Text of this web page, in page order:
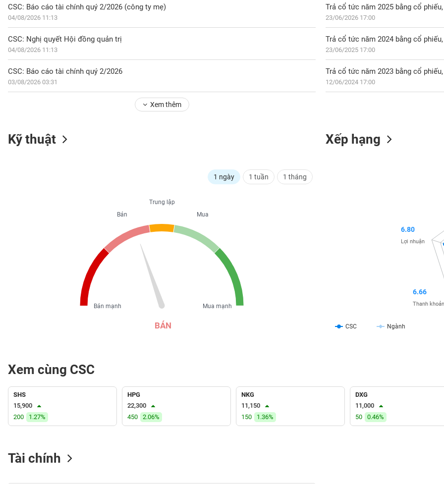
CSC: Báo cáo tài chính quý 2/2026 (công ty mẹ)
04/08/2026 11:13
CSC: Nghị quyết Hội đồng quản trị
04/08/2026 11:13
CSC: Báo cáo tài chính quý 2/2026
03/08/2026 03:31
Xem thêm
Trả cổ tức năm 2025 bằng cổ
23/06/2026 17:00
Trả cổ tức năm 2024 bằng cổ
23/06/2025 17:00
Trả cổ tức năm 2023 bằng cổ
12/06/2024 17:00
Kỹ thuật
1 ngày 1 tuần 1 tháng
BÁN
Trung lập
Mua
Mua mạnh
Bán
Bán mạnh
Xếp hạng
CSC Ngành
6.66
Thanh khoản
6.80
Lợi nhuận
Xem cùng CSC
SHS
15,900
200
1.27%
HPG
22,300
450
2.06%
NKG
11,150
150
1.36%
DXG
11,000
50
0.46%
Tài chính
DOANH
NGHIỆP
CỔ
PHIẾU
SINH
(-)
VS-
SECTOR